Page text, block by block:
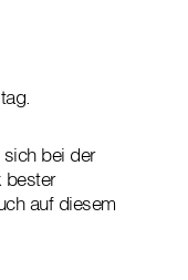
sich bei der
bester
auf diesem